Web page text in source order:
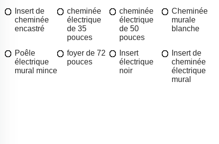
Insert de
cheminée
encastré
cheminée
électrique
de 35
pouces
cheminée
électrique
de 50
pouces
Cheminée
murale
blanche
Poêle
électrique
mural mince
foyer de 72
pouces
Insert
électrique
noir
Insert de
cheminée
électrique
mural